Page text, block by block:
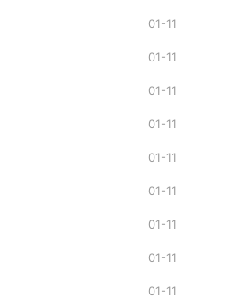
01-11
01-11
01-11
01-11
01-11
01-11
01-11
01-11
01-11